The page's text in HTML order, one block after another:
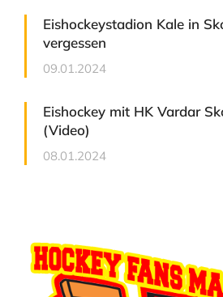
Eishockeystadion Kale in
vergessen
09.01.2024
Eishockey mit HK Vardar
(Video)
08.01.2024